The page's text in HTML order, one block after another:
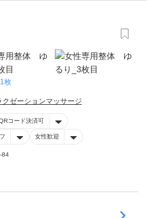
枚
クゼーションマッサージ
コード決済可
女性歓迎
84